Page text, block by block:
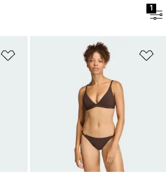
1
Dodaj do listy życzeń